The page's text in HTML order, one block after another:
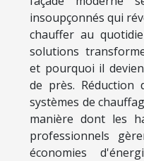
insoupçonnés qui
chauffer au
solutions
et pourquoi il
de près. Réduction
systèmes de
manière dont les
professionnels
économies